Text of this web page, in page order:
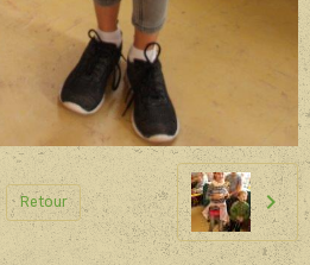
Retour